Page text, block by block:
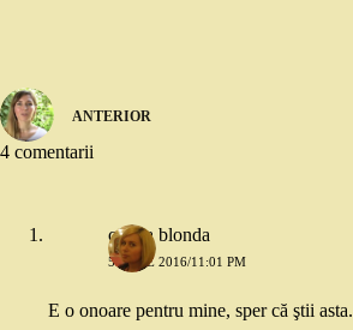
ANTERIOR
4 comentarii
copila blonda
5 IULIE 2016/11:01 PM
E o onoare pentru mine, sper că ştii asta.